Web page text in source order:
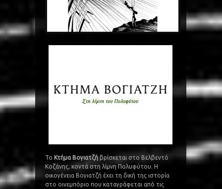
Το Κτήμα Βογιατζή βρίσκεται στο Βελβεντό
Κοζάνης, κοντά στη λίμνη Πολυφύτου. Η
οικογένεια Βογιατζή έχει τη δική της ιστορία
στο οινεμπόριο που καταγράφεται από τις